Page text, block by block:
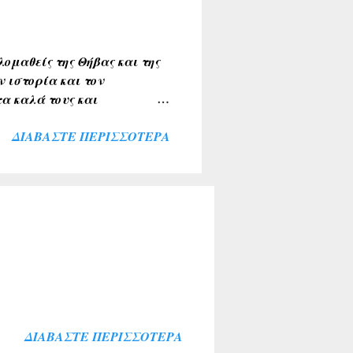
υπογραφούν. Σχόλια
της Θήβας και της
ιστορία και τον
καλά τους και
Αρβελέρ η οποία
για το σκοπό αυτό. Ήταν
ευλογία η παρουσία του
ΔΙΑΒΆΣΤΕ ΠΕΡΙΣΣΌΤΕΡΑ
ΔΙΑΒΆΣΤΕ ΠΕΡΙΣΣΌΤΕΡΑ